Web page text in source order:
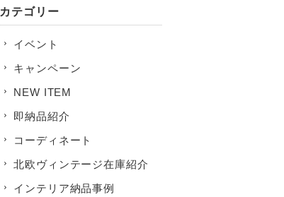
カテゴリー
イベント
キャンペーン
NEW ITEM
即納品紹介
コーディネート
北欧ヴィンテージ在庫紹介
インテリア納品事例